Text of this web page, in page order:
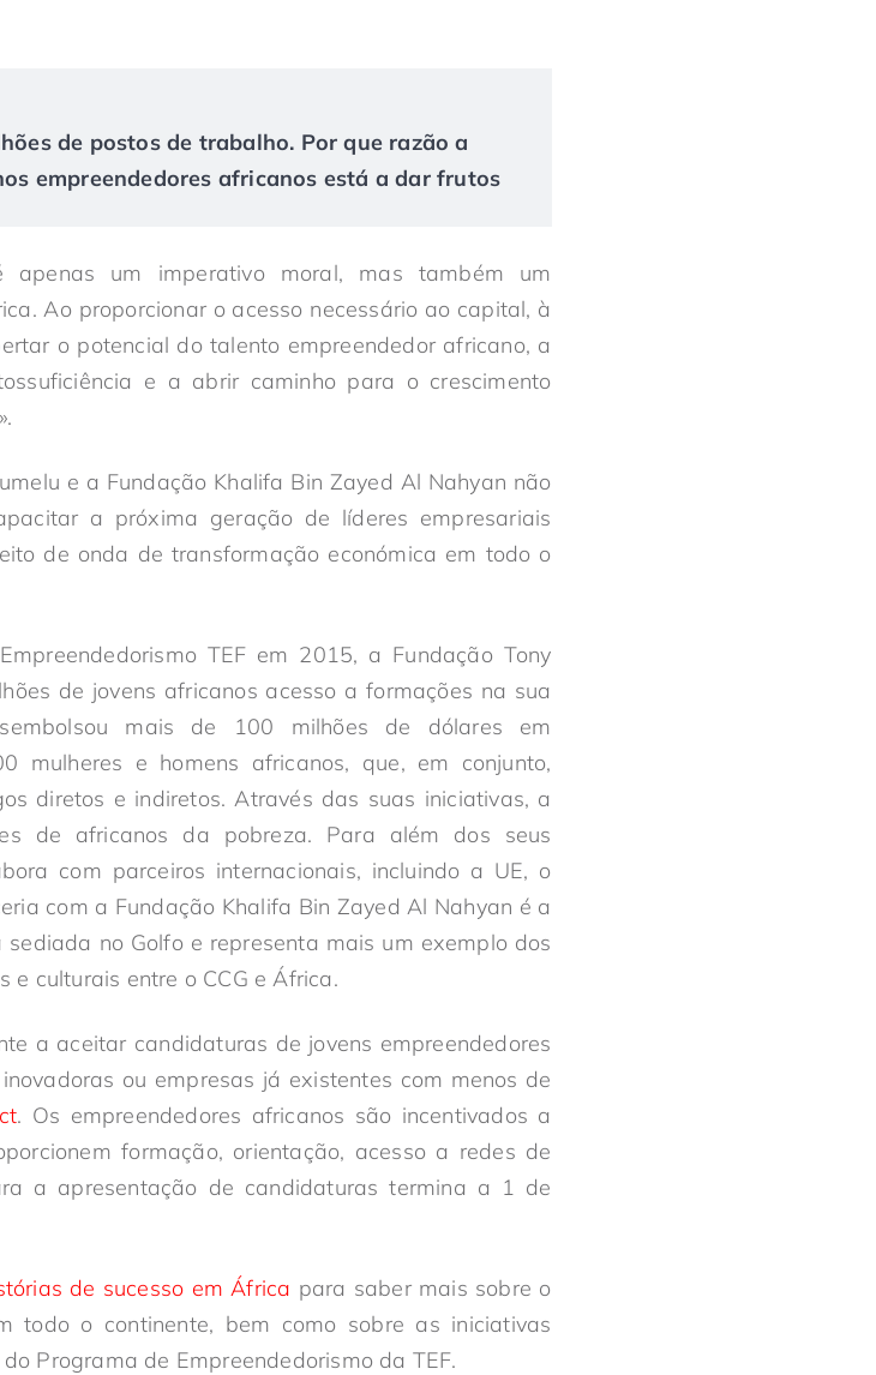
de postos de trabalho. Por que razão a
empreendedores africanos está a dar frutos
apenas um imperativo moral, mas também um
Ao proporcionar o acesso necessário ao capital, à
o potencial do talento empreendedor africano, a
e a abrir caminho para o crescimento
e a Fundação Khalifa Bin Zayed Al Nahyan não
a próxima geração de líderes empresariais
de onda de transformação económica em todo o
TEF em 2015, a Fundação Tony
de jovens africanos acesso a formações na sua
mais de 100 milhões de dólares em
e homens africanos, que, em conjunto,
diretos e indiretos. Através das suas iniciativas, a
de africanos da pobreza. Para além dos seus
com parceiros internacionais, incluindo a UE, o
com a Fundação Khalifa Bin Zayed Al Nahyan é a
no Golfo e representa mais um exemplo dos
culturais entre o CCG e África.
a aceitar candidaturas de jovens empreendedores
ou empresas já existentes com menos de
. Os empreendedores africanos são incentivados a
formação, orientação, acesso a redes de
a apresentação de candidaturas termina a 1 de
de sucesso em África para saber mais sobre o
todo o continente, bem como sobre as iniciativas
Programa de Empreendedorismo da TEF.